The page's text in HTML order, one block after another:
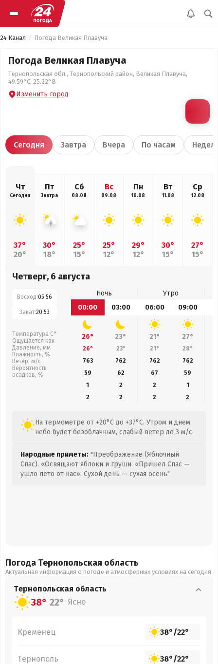
24 Канал Погода Великая Плавуча
Погода Великая Плавуча
Тернопольская обл., Тернопольский район, Великая Плавуча,
49.59°С, 25.22°В
Изменить город
Сегодня Завтра Вчера По часам
Чт
Сегодня
37°
20°
Пт
Завтра
30°
18°
Сб
08.08
25°
15°
Вс
09.08
25°
12°
Пн
10.08
29°
12°
Вт
11.08
30°
15°
Ср
12.08
27°
15°
Четверг, 6 августа
Восход:05:56
Закат:20:53
Температура С°
Ощущается как
Давление, мм
Влажность, %
Ветер, м/с
Вероятность
осадков, %
Ночь
Утро
00:00
03:00 06:00 09:00
26° 23° 21° 27°
26° 23° 21° 28°
763
762 762 762
59
62 67 59
1
2 2
1
2
2 2 2
На термометре от +20°C до +37°C. Утром и днем
небо будет безоблачным, слабый ветер до 3 м/с.
Народные приметы: "Преображение (Яблочный
Спас). «Освящают яблоки и груши. «Пришел Спас —
ушло лето от нас». Сухой день — сухая осень"
Погода Тернопольская область
Актуальная информация о погоде и атмосферных условиях на сегодня
Тернопольская область
38° 22° Ясно
Кременец 38°/22°
Тернополь 38°/22°